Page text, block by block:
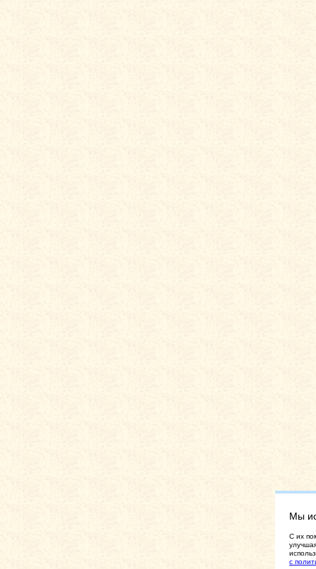
Мы
C их
с